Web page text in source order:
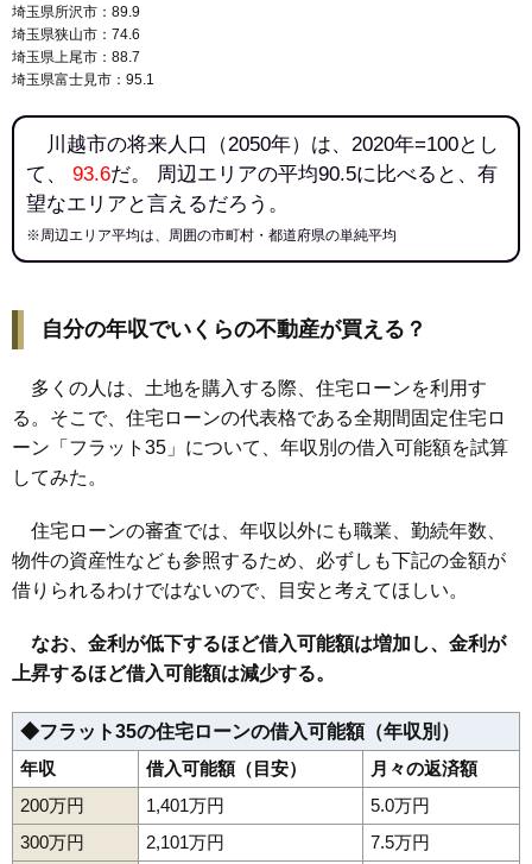
埼玉県所沢市：89.9
埼玉県狭山市：74.6
埼玉県上尾市：88.7
埼玉県富士見市：95.1
川越市の将来人口（2050年）は、2020年=100とし
て、 93.6だ。 周辺エリアの平均90.5に比べると、有
望なエリアと言えるだろう。
※周辺エリア平均は、周囲の市町村・都道府県の単純平均
自分の年収でいくらの不動産が買える？
多くの人は、土地を購入する際、住宅ローンを利用す
る。そこで、住宅ローンの代表格である全期間固定住宅ロ
ーン「フラット35」について、年収別の借入可能額を試算
してみた。
住宅ローンの審査では、年収以外にも職業、勤続年数、
物件の資産性なども参照するため、必ずしも下記の金額が
借りられるわけではないので、目安と考えてほしい。
なお、金利が低下するほど借入可能額は増加し、金利が
上昇するほど借入可能額は減少する。
◆フラット35の住宅ローンの借入可能額（年収別）
年収
借入可能額（目安）
月々の返済額
200万円
1,401万円
5.0万円
300万円
2,101万円
7.5万円